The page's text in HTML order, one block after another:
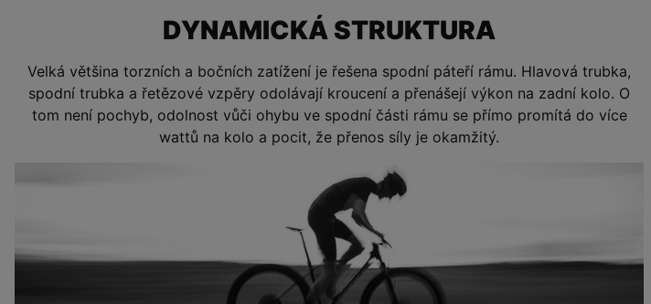
DYNAMICKÁ STRUKTURA
Velká většina torzních a bočních zatížení je řešena spodní páteří rámu. Hlavová trubka,
spodní trubka a řetězové vzpěry odolávají kroucení a přenášejí výkon na zadní kolo. O
tom není pochyb, odolnost vůči ohybu ve spodní části rámu se přímo promítá do více
wattů na kolo a pocit, že přenos síly je okamžitý.